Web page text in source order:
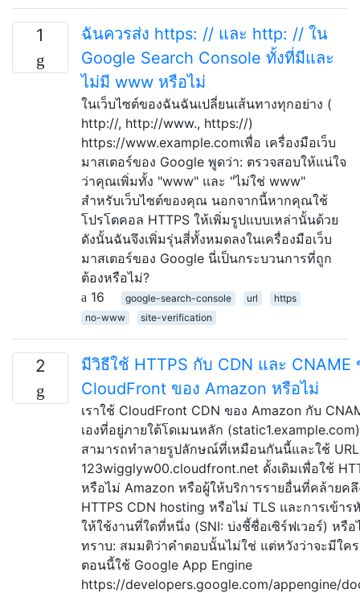
1
ฉันควรส่ง https: // และ http: // ใน
Google Search Console ทั้งที่มีและ
ไม่มี www หรือไม่
ในเว็บไซต์ของฉันฉันเปลี่ยนเส้นทางทุกอย่าง (
http://, http://www., https://)
https://www.example.comเพื่อ เครื่องมือเว็บ
มาสเตอร์ของ Google พูดว่า: ตรวจสอบให้แน่ใจ
ว่าคุณเพิ่มทั้ง "www" และ "ไม่ใช่ www"
สำหรับเว็บไซต์ของคุณ นอกจากนี้หากคุณใช้
โปรโตคอล HTTPS ให้เพิ่มรูปแบบเหล่านั้นด้วย
ดังนั้นฉันจึงเพิ่มรุ่นสี่ทั้งหมดลงในเครื่องมือเว็บ
มาสเตอร์ของ Google นี่เป็นกระบวนการที่ถูก
ต้องหรือไม่?
16
google-search-console url
https
no-www
site-verification
2
มีวิธีใช้ HTTPS กับ CDN และ CNAME
CloudFront ของ Amazon หรือไม่
เราใช้ CloudFront CDN ของ Amazon กับ
เองที่อยู่ภายใต้โดเมนหลัก
สามารถทำลายรูปลักษณ์ที่เหมือนกันนี้และใช้
123wigglyw00.cloudfront.net ดั้งเดิมเพื่อใช้
หรือไม่ Amazon หรือผู้ให้บริการรายอื่นที่คล้ายค
HTTPS CDN hosting หรือไม่ TLS และการเข้าร
ให้ใช้งานที่ใดที่หนึ่ง (SNI: บ่งชี้ชื่อเซิร์ฟเวอร์) หรื
ทราบ: สมมติว่าคำตอบนั้นไม่ใช่ แต่หวังว่าจะมีใค
ตอนนี้ใช้ Google App Engine
https://developers.google.com/appengine/